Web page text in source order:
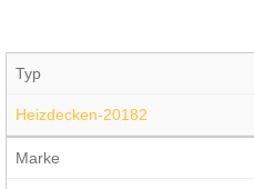
Typ
Heizdecken-20182
Marke